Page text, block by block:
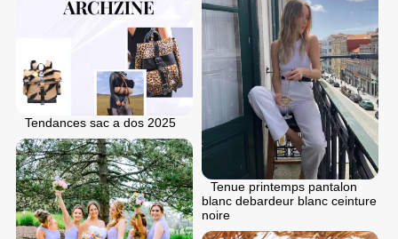
Tendances sac a dos 2025
Tenue printemps pantalon
blanc debardeur blanc ceinture
noire